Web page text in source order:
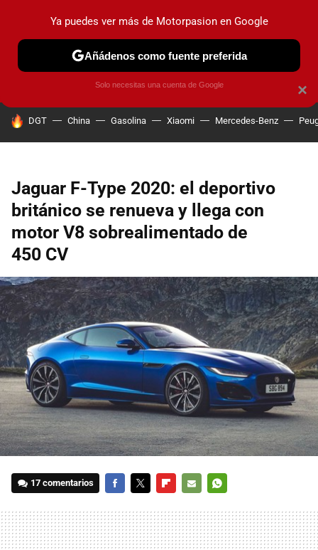
PRUEBAS COCHES ELÉCTRICOS OBSERVATORIO
HOY SE HABLA DE
DGT China Gasolina Xiaomi Mercedes-Benz
Jaguar F-Type 2020: el deportivo
británico se renueva y llega con
motor V8 sobrealimentado de
450 CV
17 comentarios
MAIL
×
Ya puedes ver más de Motorpasion en Google
Añádenos como fuente preferida
Solo necesitas una cuenta de Google